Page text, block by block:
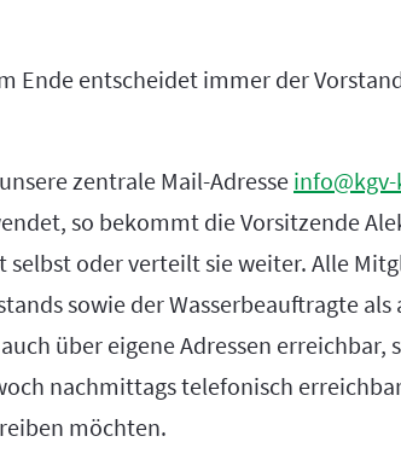
Ende entscheidet immer der
zentrale Mail-Adresse
so bekommt die Vorsitzende
oder verteilt sie weiter. Alle
sowie der Wasserbeauftragte als
über eigene Adressen erreichbar,
nachmittags telefonisch
möchten.